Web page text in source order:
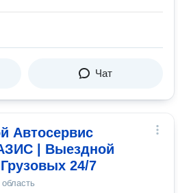
Чат
Автосервис
| Выездной
24/7